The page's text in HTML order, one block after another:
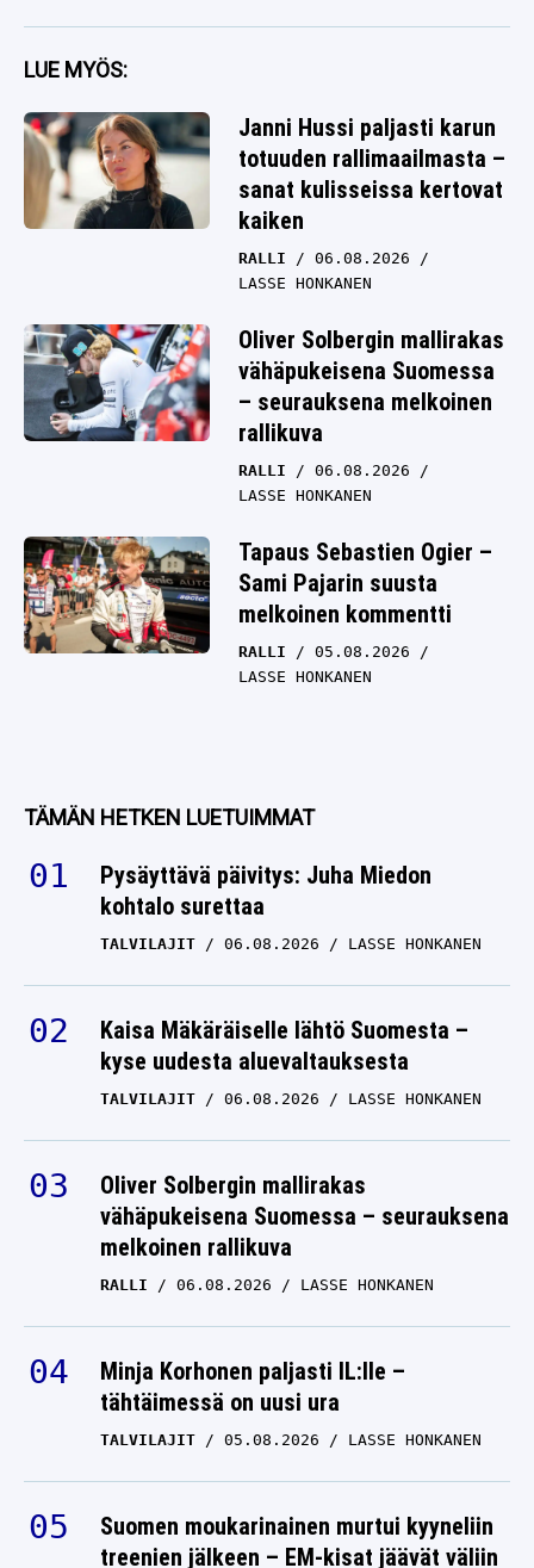
LUE MYÖS:
Janni Hussi paljasti karun
totuuden rallimaailmasta –
sanat kulisseissa kertovat
kaiken
RALLI
06.08.2026
LASSE HONKANEN
Oliver Solbergin mallirakas
vähäpukeisena Suomessa
– seurauksena melkoinen
rallikuva
RALLI
06.08.2026
LASSE HONKANEN
Tapaus Sebastien Ogier –
Sami Pajarin suusta
melkoinen kommentti
RALLI
05.08.2026
LASSE HONKANEN
kohtalo surettaa
TALVILAJIT 06.08.2026
Kaisa Mäkäräiselle lähtö Suomesta –
kyse uudesta aluevaltauksesta
TALVILAJIT 06.08.2026 LASSE HONKANEN
Oliver Solbergin mallirakas
vähäpukeisena Suomessa – seurauksena
melkoinen rallikuva
RALLI 06.08.2026
Minja Korhonen paljasti IL:lle –
tähtäimessä on uusi ura
TALVILAJIT 05.08.2026
Suomen moukarinainen murtui kyyneliin
treenien jälkeen – EM-kisat jäävät väliin
YLEISURHEILU 05.08.2026 LASSE HONKANEN